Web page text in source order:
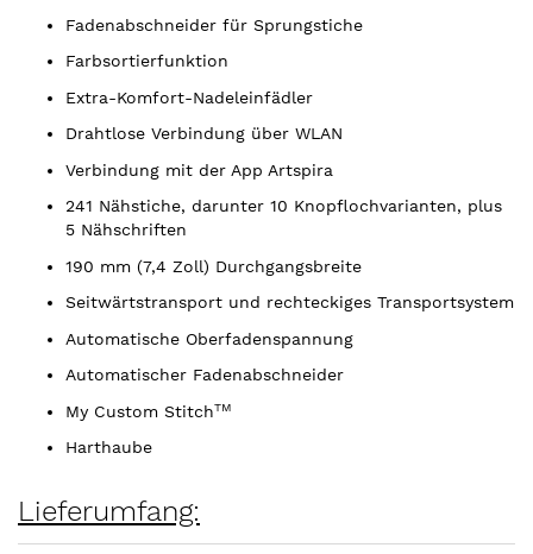
Fadenabschneider für Sprungstiche
Farbsortierfunktion
Extra-Komfort-Nadeleinfädler
Drahtlose Verbindung über WLAN
Verbindung mit der App Artspira
241 Nähstiche, darunter 10 Knopflochvarianten, plus
5 Nähschriften
190 mm (7,4 Zoll) Durchgangsbreite
Seitwärtstransport und rechteckiges Transportsystem
Automatische Oberfadenspannung
Automatischer Fadenabschneider
My Custom StitchTM
Harthaube
Lieferumfang: